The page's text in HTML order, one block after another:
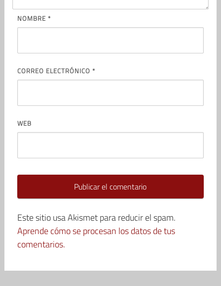
NOMBRE *
CORREO ELECTRÓNICO *
WEB
Este sitio usa Akismet para reducir el spam.
Aprende cómo se procesan los datos de tus
comentarios.